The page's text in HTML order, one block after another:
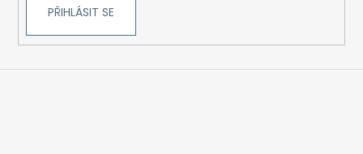
PŘIHLÁSIT SE